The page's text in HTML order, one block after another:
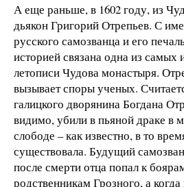
А еще раньше, в 1602 году, из
дьякон Григорий Отрепьев. С
русского самозванца и его
историей связана одна из самых
летописи Чудова монастыря.
вызывает споры ученых.
галицкого дворянина Богдана
видимо, убили в пьяной драке в
слободе – как известно, в то
существовала. Будущий
после смерти отца попал к
родственникам Грозного, а